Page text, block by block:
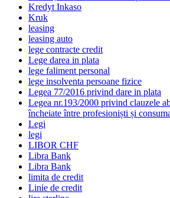
Kredyt Inkaso
Kruk
leasing
leasing auto
lege contracte credit
Lege darea in plata
lege faliment personal
lege insolventa persoane fizice
Legea 77/2016 privind dare in plata
Legea nr.193/2000 privind clauzele
încheiate între profesioniști și
Legi
legi
LIBOR CHF
Libra Bank
Libra Bank
limita de credit
Linie de credit